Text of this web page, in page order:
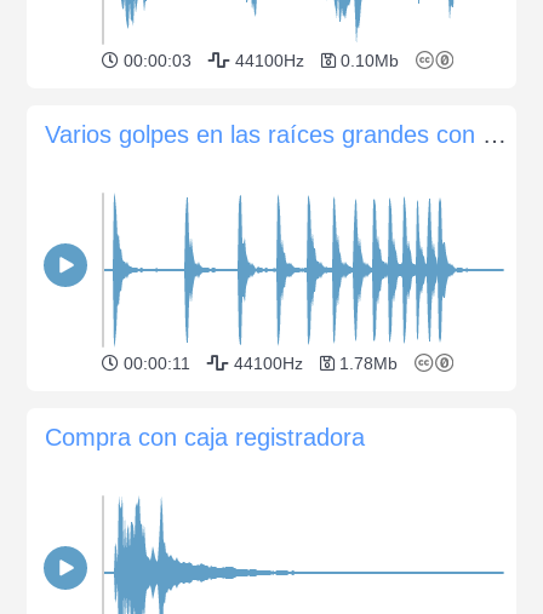
00:00:03 44100Hz 0.10Mb
Varios golpes en las raíces grandes con machete
00:00:11 44100Hz 1.78Mb
Compra con caja registradora